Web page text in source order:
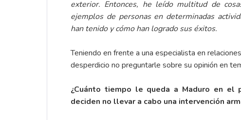
exterior. Entonces, he leído multitud de
ejemplos de personas en determinadas
han tenido y cómo han logrado sus éxitos.
Teniendo en frente a una especialista en
desperdicio no preguntarle sobre su opinión en
¿Cuánto tiempo le queda a Maduro en el
deciden no llevar a cabo una intervención